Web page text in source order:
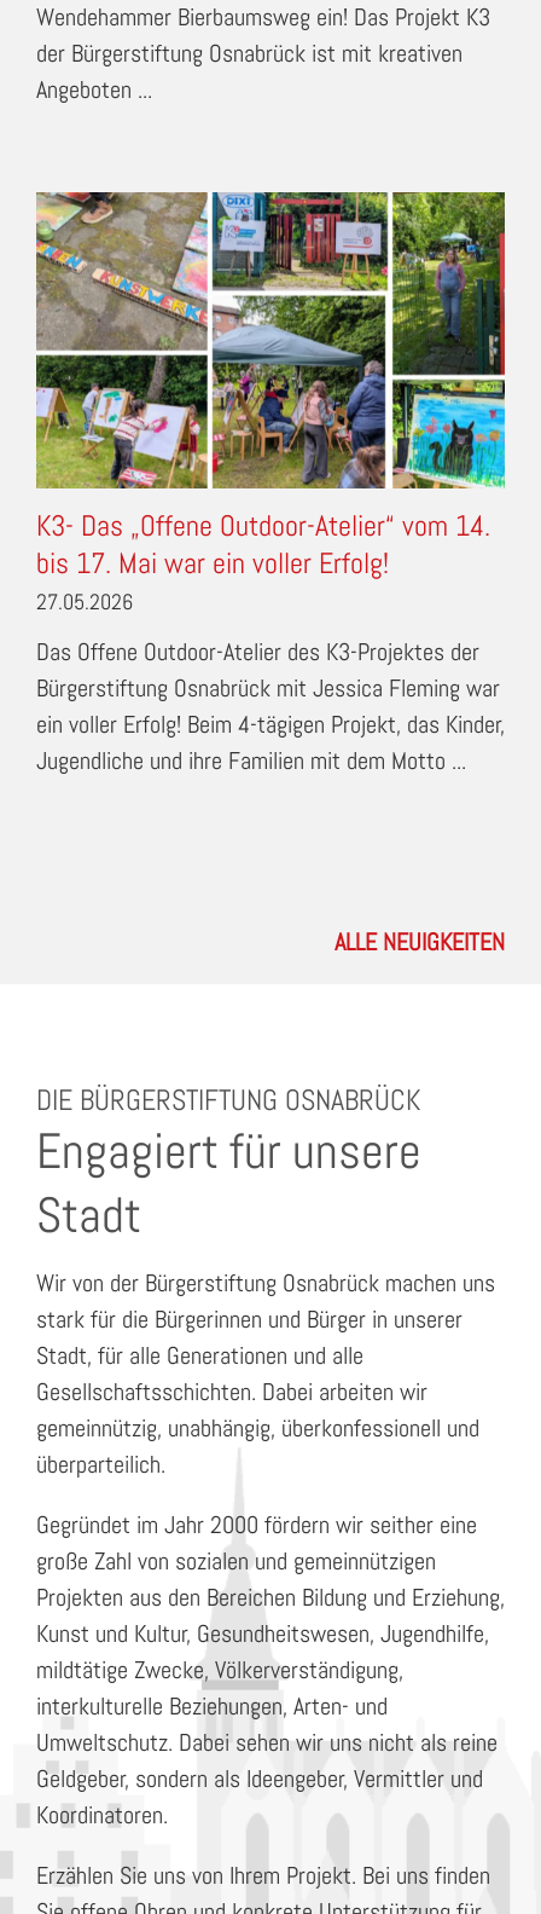
Wendehammer Bierbaumsweg ein! Das Projekt K3
der Bürgerstiftung Osnabrück ist mit kreativen
Angeboten ...
K3- Das „Offene Outdoor-Atelier“ vom 14.
bis 17. Mai war ein voller Erfolg!
27.05.2026
Das Offene Outdoor-Atelier des K3-Projektes der
Bürgerstiftung Osnabrück mit Jessica Fleming war
ein voller Erfolg! Beim 4-tägigen Projekt, das Kinder,
Jugendliche und ihre Familien mit dem Motto ...
ALLE NEUIGKEITEN
DIE BÜRGERSTIFTUNG OSNABRÜCK
Engagiert für unsere
Stadt
Wir von der Bürgerstiftung Osnabrück machen uns
stark für die Bürgerinnen und Bürger in unserer
Stadt, für alle Generationen und alle
Gesellschaftsschichten. Dabei arbeiten wir
gemeinnützig, unabhängig, überkonfessionell und
überparteilich.
Gegründet im Jahr 2000 fördern wir seither eine
große Zahl von sozialen und gemeinnützigen
Projekten aus den Bereichen Bildung und Erziehung,
Kunst und Kultur, Gesundheitswesen, Jugendhilfe,
mildtätige Zwecke, Völkerverständigung,
interkulturelle Beziehungen, Arten- und
Umweltschutz. Dabei sehen wir uns nicht als reine
Geldgeber, sondern als Ideengeber, Vermittler und
Koordinatoren.
Erzählen Sie uns von Ihrem Projekt. Bei uns finden